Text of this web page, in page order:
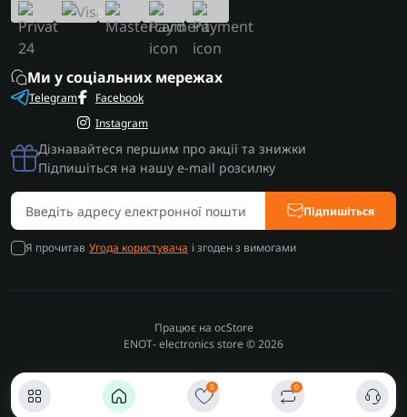
0 0
Ми у соціальних мережах
Telegram
Facebook
Instagram
Дізнавайтеся першим про акції та знижки
Підпишіться на нашу e-mail розсилку
Підпишіться
Я прочитав Угода користувача і згоден з вимогами
Працює на ocStore
ENOT- electronics store © 2026